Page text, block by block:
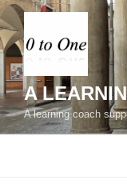
コ
ン
テ
ン
ツ
へ
ス
A
A learning coach